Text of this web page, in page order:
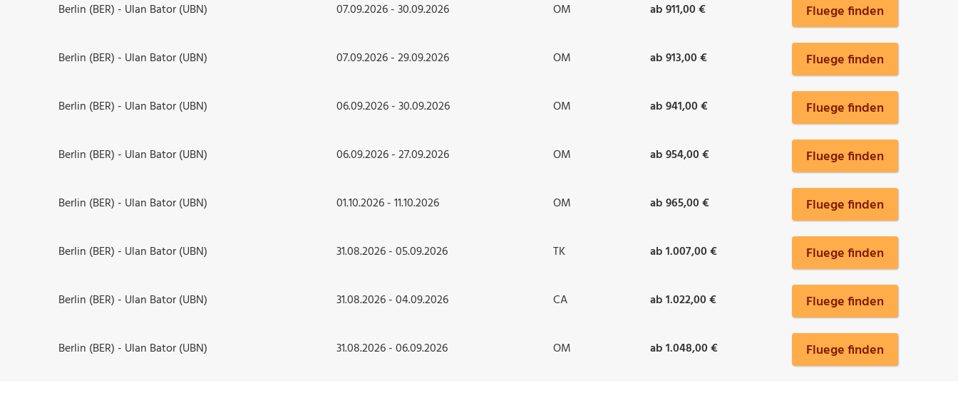
Berlin (BER) - Ulan Bator (UBN) 07.09.2026 - 30.09.2026 OM ab 911,00 € Fluege finden
Berlin (BER) - Ulan Bator (UBN) 07.09.2026 - 29.09.2026 OM ab 913,00 € Fluege finden
Berlin (BER) - Ulan Bator (UBN) 06.09.2026 - 30.09.2026 OM ab 941,00 € Fluege finden
Berlin (BER) - Ulan Bator (UBN) 06.09.2026 - 27.09.2026 OM ab 954,00 € Fluege finden
Berlin (BER) - Ulan Bator (UBN) 01.10.2026 - 11.10.2026 OM ab 965,00 € Fluege finden
Berlin (BER) - Ulan Bator (UBN) 31.08.2026 - 05.09.2026 TK ab 1.007,00 € Fluege finden
Berlin (BER) - Ulan Bator (UBN) 31.08.2026 - 04.09.2026 CA ab 1.022,00 € Fluege finden
Berlin (BER) - Ulan Bator (UBN) 31.08.2026 - 06.09.2026 OM ab 1.048,00 € Fluege finden